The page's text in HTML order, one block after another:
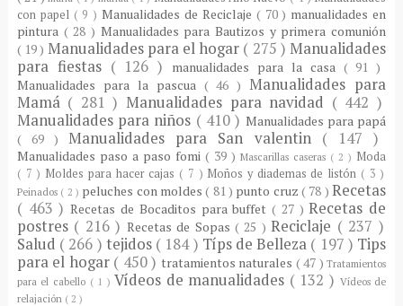
con papel ( 9 )Manualidades de Reciclaje ( 70 ) manualidades en
pintura ( 28 ) Manualidades para Bautizos y primera comunión
( 19 ) Manualidades para el hogar ( 275 )Manualidades
para fiestas ( 126 ) manualidades para la casa ( 91 )
Manualidades para la pascua ( 46 ) Manualidades para
Mamá ( 281 ) Manualidades para navidad ( 442 )
Manualidades para niños ( 410 ) Manualidades para papá
( 69 ) Manualidades para San valentin ( 147 )
Manualidades paso a paso fomi ( 39 )Mascarillas caseras ( 2 ) Moda
( 7 ) Moldes para hacer cajas ( 7 ) Moños y diademas de listón ( 3 )
Peinados ( 2 ) peluches con moldes( 81 ) punto cruz( 78 )Recetas
( 463 )Recetas de Bocaditos para buffet( 27 )Recetas de
postres ( 216 ) Recetas de Sopas( 25 )Reciclaje ( 237 )
Salud ( 266 ) tejidos ( 184 ) Típs de Belleza ( 197 ) Tips
para el hogar ( 450 ) tratamientos naturales ( 47 )Tratamientos
para el cabello ( 1 ) Vídeos de manualidades ( 132 ) Vídeos de
relajación ( 2 )